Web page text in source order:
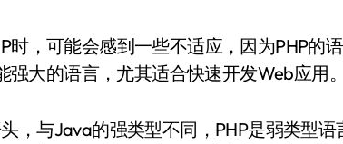
大的语言，尤其适合快速开发Web应用。
，与Java的强类型不同，PHP是弱类型